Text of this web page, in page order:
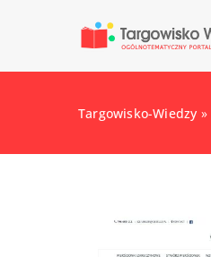
Targowisko-Wiedzy »